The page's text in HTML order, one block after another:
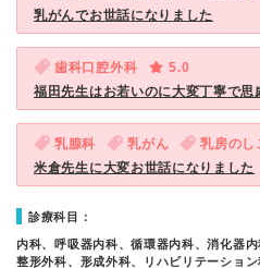
乳がんでお世話になりました
歯科口腔外科
5.0
福田先生はお若いのに大変丁寧で思
乳腺科 乳がん 乳房のし
米倉先生に大変お世話になりました
診療科目：
内科、呼吸器内科、循環器内科、消化器
整形外科、形成外科、リハビリテーショ